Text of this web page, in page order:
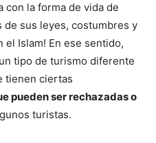
con la forma de vida de
de sus leyes, costumbres y
el Islam! En ese sentido,
tipo de turismo diferente
tienen ciertas
pueden ser rechazadas o
turistas.